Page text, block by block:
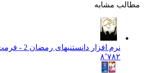
مشابه
نرم افزار دانستنیهای رمضان 2 - فرمت جاوا
۸٬۷۸۲